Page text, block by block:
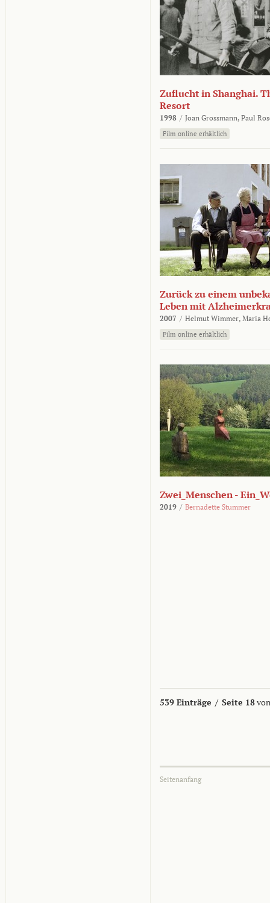
Zuflucht in Shanghai.
Resort
1998 / Joan Grossmann, Paul
Film online erhältlich
Zurück zu einem
Leben mit
2007 / Helmut Wimmer, Maria
Film online erhältlich
Zwei_Menschen -
2019 / Bernadette Stummer
539 Einträge / Seite 18
Seitenanfang